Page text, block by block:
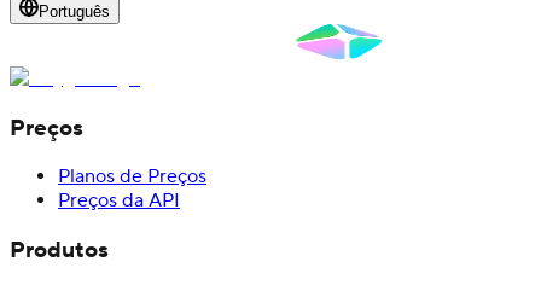
Português
Preços
Planos de Preços
Preços da API
Produtos